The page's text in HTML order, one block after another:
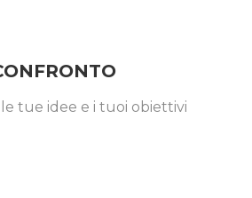
tue idee e i tuoi obiettivi